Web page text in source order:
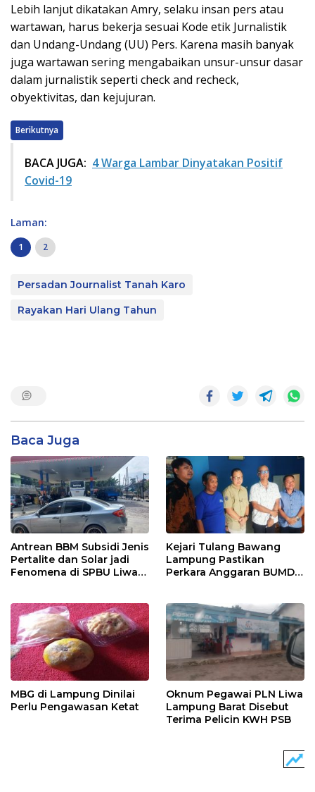
Lebih lanjut dikatakan Amry, selaku insan pers atau
wartawan, harus bekerja sesuai Kode etik Jurnalistik
dan Undang-Undang (UU) Pers. Karena masih banyak
juga wartawan sering mengabaikan unsur-unsur dasar
dalam jurnalistik seperti check and recheck,
obyektivitas, dan kejujuran.
Berikutnya
BACA JUGA: 4 Warga Lambar Dinyatakan Positif
Covid-19
Laman:
1 2
Persadan Journalist Tanah Karo
Rayakan Hari Ulang Tahun
Baca Juga
Antrean BBM Subsidi Jenis
Pertalite dan Solar jadi
Fenomena di SPBU Liwa
Kejari Tulang Bawang
Lampung Pastikan
Perkara Anggaran BUMD
MBG di Lampung Dinilai
Perlu Pengawasan Ketat
Oknum Pegawai PLN Liwa
Lampung Barat Disebut
Terima Pelicin KWH PSB